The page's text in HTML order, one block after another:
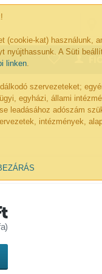
(cookie-kat) használunk,
nyújthassunk. A Süti
linken.
szervezeteket;
egyházi, állami
leadásához adószám
intézmények,